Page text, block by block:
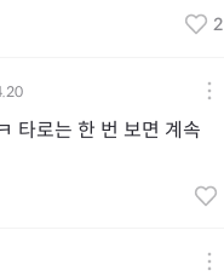
2
타로는 한 번 보면 계속